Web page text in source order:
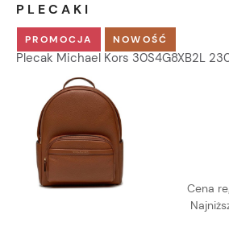
PLECAKI
Plecak Michael Kors 30S4G8XB2L
Cena
PROMOCJA NOWOŚĆ